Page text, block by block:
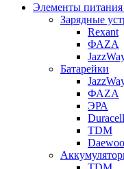
Элементы питания
Зарядные
Rexant
ФАZА
Батарейки
ФАZА
ЭРА
Duracell
TDM
Daewoo